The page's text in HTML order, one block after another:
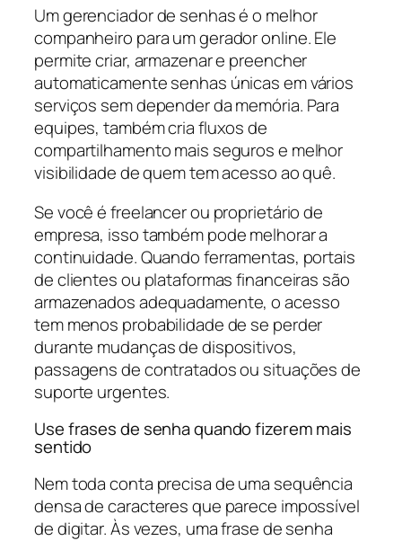
Um gerenciador de senhas é o melhor
companheiro para um gerador online. Ele
permite criar, armazenar e preencher
automaticamente senhas únicas em vários
serviços sem depender da memória. Para
equipes, também cria fluxos de
compartilhamento mais seguros e melhor
visibilidade de quem tem acesso ao quê.
Se você é freelancer ou proprietário de
empresa, isso também pode melhorar a
continuidade. Quando ferramentas, portais
de clientes ou plataformas financeiras são
armazenados adequadamente, o acesso
tem menos probabilidade de se perder
durante mudanças de dispositivos,
passagens de contratados ou situações de
suporte urgentes.
Use frases de senha quando fizerem mais
sentido
Nem toda conta precisa de uma sequência
densa de caracteres que parece impossível
de digitar. Às vezes, uma frase de senha